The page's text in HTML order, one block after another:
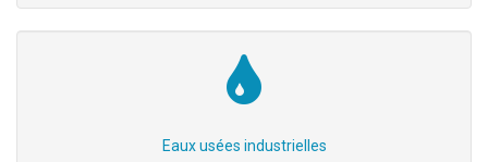
Eaux usées industrielles